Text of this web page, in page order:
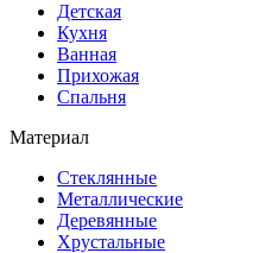
Детская
Кухня
Ванная
Прихожая
Спальня
Материал
Стеклянные
Металлические
Деревянные
Хрустальные